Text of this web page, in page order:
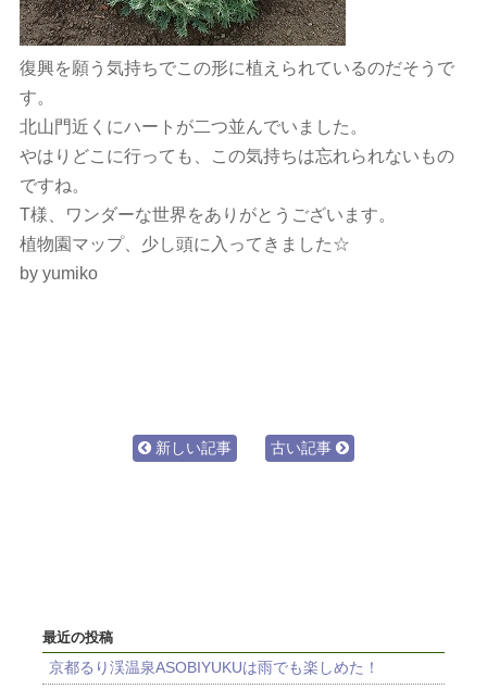
復興を願う気持ちでこの形に植えられているのだそうで
す。
北山門近くにハートが二つ並んでいました。
やはりどこに行っても、この気持ちは忘れられないもの
ですね。
T様、ワンダーな世界をありがとうございます。
植物園マップ、少し頭に入ってきました☆
by yumiko
新しい記事 古い記事
最近の投稿
京都るり渓温泉ASOBIYUKUは雨でも楽しめた！